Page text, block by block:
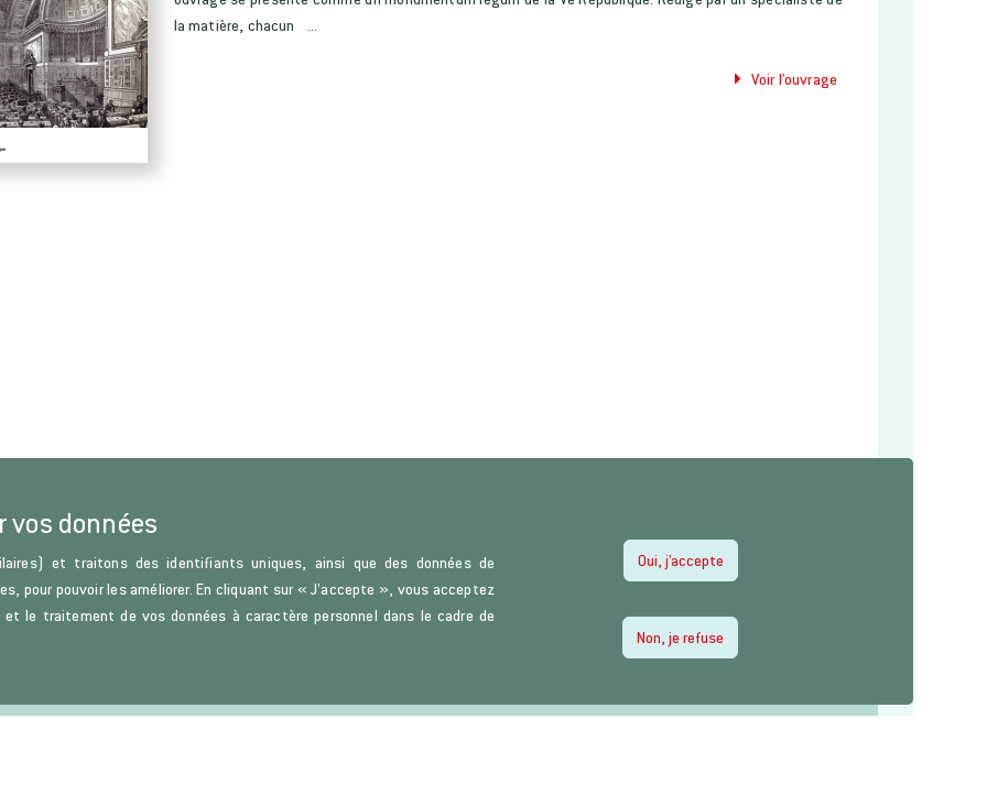
la matière, chacun ...
Voir l'ouvrage
vos données
et traitons des identifiants uniques, ainsi que des données de
pour pouvoir les améliorer. En cliquant sur « J’accepte », vous acceptez
le traitement de vos données à caractère personnel dans le cadre de
Oui, j'accepte
Non, je refuse